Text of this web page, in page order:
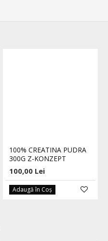
100% CREATINA PUDRA
300G Z-KONZEPT
100,00 Lei
Adaugă în Coş